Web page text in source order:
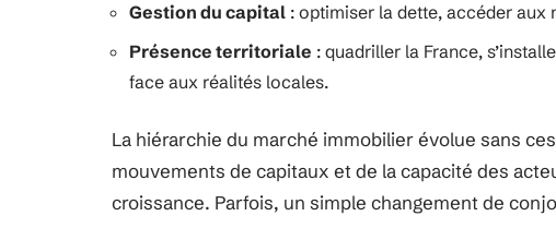
Gestion du capital : optimiser la dette, accéder aux
Présence territoriale : quadriller la France,
face aux réalités locales.
La hiérarchie du marché immobilier évolue sans
mouvements de capitaux et de la capacité des
croissance. Parfois, un simple changement de